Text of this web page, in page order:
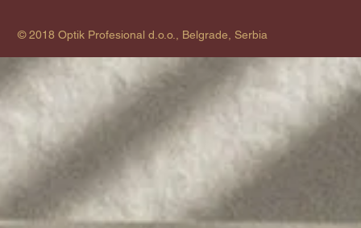
© 2018 Optik Profesional d.o.o., Belgrade, Serbia